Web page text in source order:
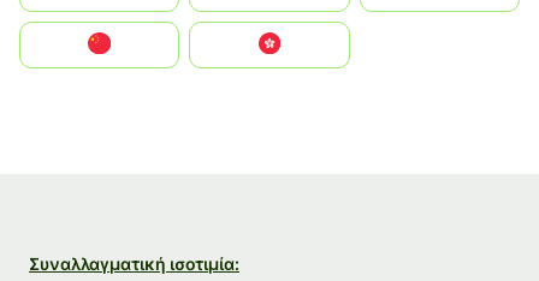
中國香港特別行政區
Συναλλαγματική ισοτιμία: